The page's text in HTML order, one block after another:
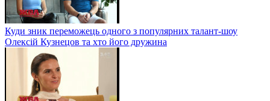
Куди зник переможець одного з популярних талант-шоу
Олексій Кузнецов та хто його дружина